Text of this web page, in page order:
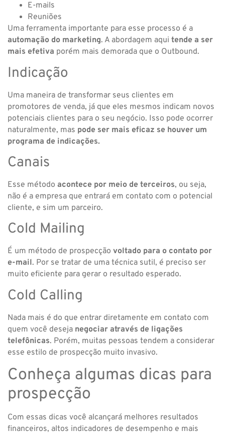
E-mails
Reuniões
Uma ferramenta importante para esse processo é a
automação do marketing. A abordagem aqui tende a ser
mais efetiva porém mais demorada que o Outbound.
Indicação
Uma maneira de transformar seus clientes em
promotores de venda, já que eles mesmos indicam novos
potenciais clientes para o seu negócio. Isso pode ocorrer
naturalmente, mas pode ser mais eficaz se houver um
programa de indicações.
Canais
Esse método acontece por meio de terceiros, ou seja,
não é a empresa que entrará em contato com o potencial
cliente, e sim um parceiro.
Cold Mailing
É um método de prospecção voltado para o contato por
e-mail. Por se tratar de uma técnica sutil, é preciso ser
muito eficiente para gerar o resultado esperado.
Cold Calling
Nada mais é do que entrar diretamente em contato com
quem você deseja negociar através de ligações
telefônicas. Porém, muitas pessoas tendem a considerar
esse estilo de prospecção muito invasivo.
Conheça algumas dicas para
prospecção
Com essas dicas você alcançará melhores resultados
financeiros, altos indicadores de desempenho e mais